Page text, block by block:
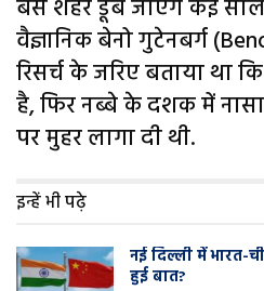
बसे शहर डूब जाएंगे कई
वैज्ञानिक बेनो गुटेनबर्ग
रिसर्च के जरिए बताया था
है, फिर नब्बे के दशक में
पर मुहर लागा दी थी.
इन्हें भी पढ़े
नई दिल्ली में भारत-
हुई बात?